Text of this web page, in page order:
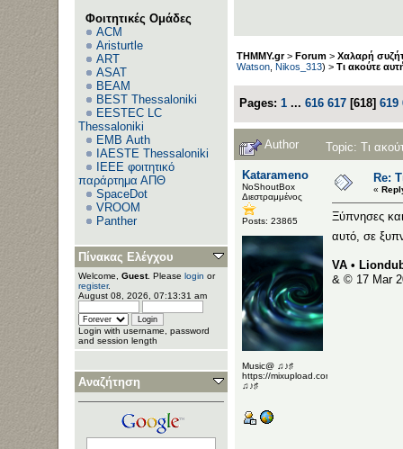
Φοιτητικές Ομάδες
ACM
Aristurtle
ART
ASAT
BEAM
BEST Thessaloniki
EESTEC LC
Thessaloniki
EΜΒ Auth
IAESTE Thessaloniki
IEEE φοιτητικό
παράρτημα ΑΠΘ
SpaceDot
VROOM
Panther
Πίνακας Ελέγχου
Welcome, Guest. Please login or
register.
August 08, 2026, 07:13:31 am
Login with username, password
and session length
Αναζήτηση
THMMY.gr> Forum > Χαλαρή
Watson, Nikos_313) > Τι ακούτε
Pages: 1 ... 616 617 [618] 619
Author Topic: Τι
Katarameno
NoShoutBox
Διεστραμμένος
Posts: 23865
Music@ ♫♪♯
https://mixupload.com/u/Katarameno/
♫♪♯
Re:
«
Ξύπνησες
αυτό, σε
VA •
& © 17 Mar